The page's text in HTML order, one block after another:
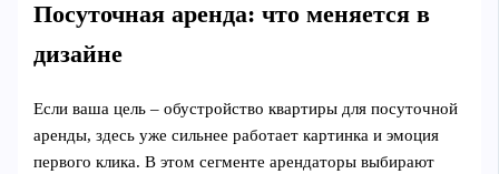
Посуточная аренда: что меняется в
дизайне
Если ваша цель – обустройство квартиры для посуточной
аренды, здесь уже сильнее работает картинка и эмоция
первого клика. В этом сегменте арендаторы выбирают